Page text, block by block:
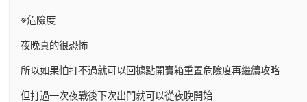
※危險度
夜晚真的很恐怖
所以如果怕打不過就可以回據點開寶箱重置危險度再繼續攻略
但打過一次夜戰後下次出門就可以從夜晚開始